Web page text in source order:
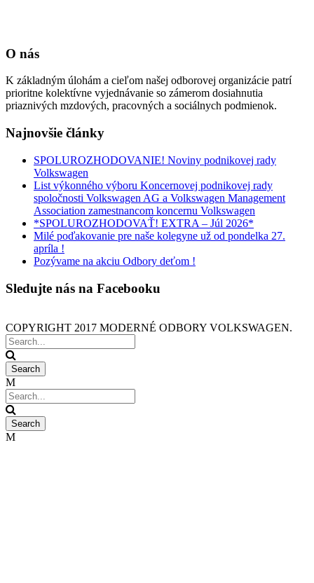
O nás
K základným úlohám a cieľom našej odborovej organizácie patrí
prioritne kolektívne vyjednávanie so zámerom dosiahnutia
priaznivých mzdových, pracovných a sociálnych podmienok.
Najnovšie články
SPOLUROZHODOVANIE! Noviny podnikovej rady
Volkswagen
List výkonného výboru Koncernovej podnikovej rady
spoločnosti Volkswagen AG a Volkswagen Management
Association zamestnancom koncernu Volkswagen
*SPOLUROZHODOVAŤ! EXTRA – Júl 2026*
Milé poďakovanie pre naše kolegyne už od pondelka 27.
apríla !
Pozývame na akciu Odbory deťom !
Sledujte nás na Facebooku
COPYRIGHT 2017 MODERNÉ ODBORY VOLKSWAGEN.